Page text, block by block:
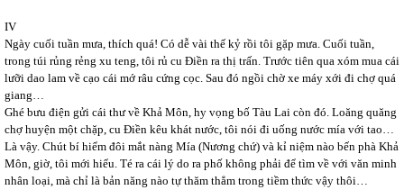
IV
Ngày cuối tuần mưa, thích quá! Có dễ vài thế kỷ rồi tôi gặp mưa. Cuối tuần,
trong túi rủng rẻng xu teng, tôi rủ cu Điền ra thị trấn. Trước tiên qua xóm mua cái
lưỡi dao lam về cạo cái mớ râu cứng cọc. Sau đó ngồi chờ xe máy xới đi chợ quá
giang…
Ghé bưu điện gửi cái thư về Khả Môn, hy vọng bố Tàu Lai còn đó. Loăng quăng
chợ huyện một chặp, cu Điền kêu khát nước, tôi nói đi uống nước mía với tao…
Là vậy. Chút bí hiểm đôi mắt nàng Mía (Nương chứ) và kỉ niệm nào bến phà Khả
Môn, giờ, tôi mới hiểu. Té ra cái lý do ra phố không phải để tìm về với văn minh
nhân loại, mà chỉ là bản năng nào tự thăm thẳm trong tiềm thức vậy thôi…